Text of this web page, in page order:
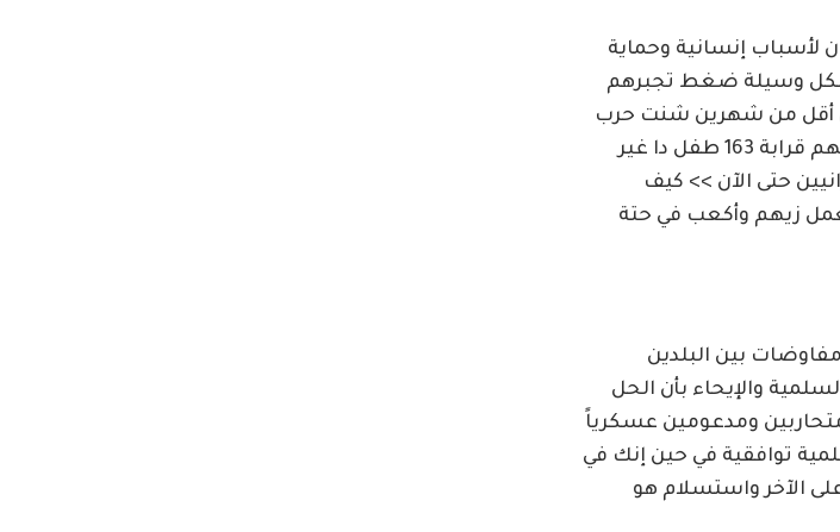
لأسباب إنسانية وحماية
يشكل وسيلة ضغط تجبرهم
أقل من شهرين شنت حرب
شاملة على ايران في أول ساعات منها استهدفت مدرسة أطفال قتلت منهم قرابة 163 طفل دا غير
حتى الآن >> كيف
زيهم وأكعب في حتة
مفاوضات بين البلدين
والإيحاء بأن الحل
ومدعومين عسكرياً
توافقية في حين إنك في
الآخر واستسلام هو